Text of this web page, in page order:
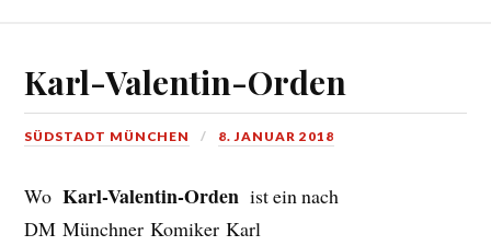
Karl-Valentin-Orden
SÜDSTADT MÜNCHEN 8. JANUAR 2018
WoKarl-Valentin-Orden ist ein nach
DM Münchner Komiker Karl